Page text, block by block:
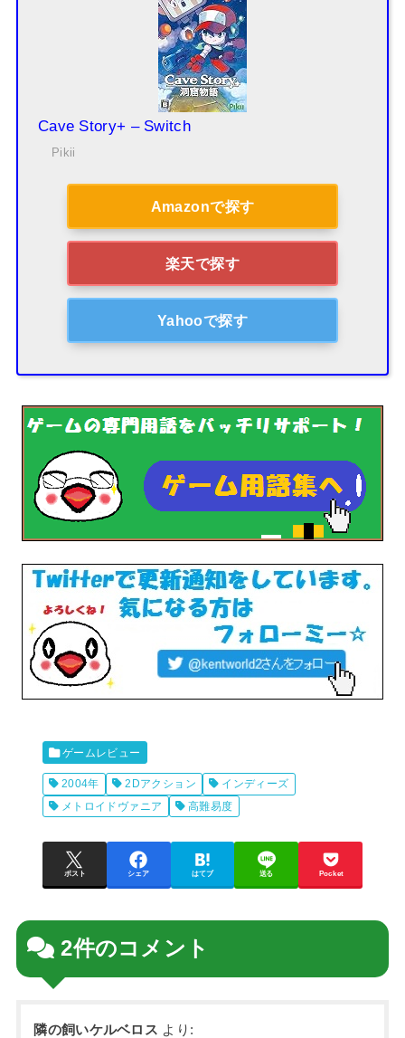
Cave Story+ – Switch
Pikii
Amazonで探す
楽天で探す
Yahooで探す
ゲームレビュー
2004年 2Dアクション
インディーズ
メトロイドヴァニア
高難易度
ポスト シェア はてブ 送る Pocket
2件のコメント
隣の飼いケルベロス より: